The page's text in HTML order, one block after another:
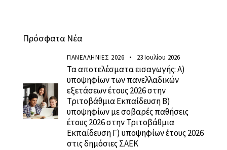
Πρόσφατα Νέα
ΠΑΝΕΛΛΗΝΙΕΣ 2026 23 Ιουλίου 2026
Τα αποτελέσματα εισαγωγής: Α)
υποψηφίων των πανελλαδικών
εξετάσεων έτους 2026 στην
Τριτοβάθμια Εκπαίδευση Β)
υποψηφίων με σοβαρές παθήσεις
έτους 2026 στην Τριτοβάθμια
Εκπαίδευση Γ) υποψηφίων έτους 2026
στις δημόσιες ΣΑΕΚ